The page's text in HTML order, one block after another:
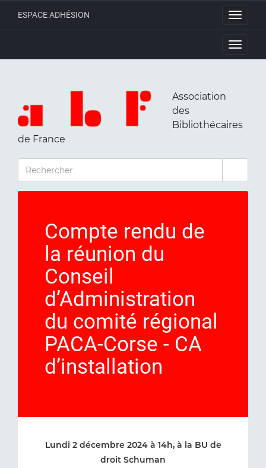
Toggle
ESPACE ADHÉSION
Toggle
Association
des
Bibliothécaires
de France
RECHERCHER
Compte rendu de
la réunion du
Conseil
d’Administration
du comité régional
PACA-Corse - CA
d’installation
Lundi 2 décembre 2024 à 14h, à la BU de
droit Schuman